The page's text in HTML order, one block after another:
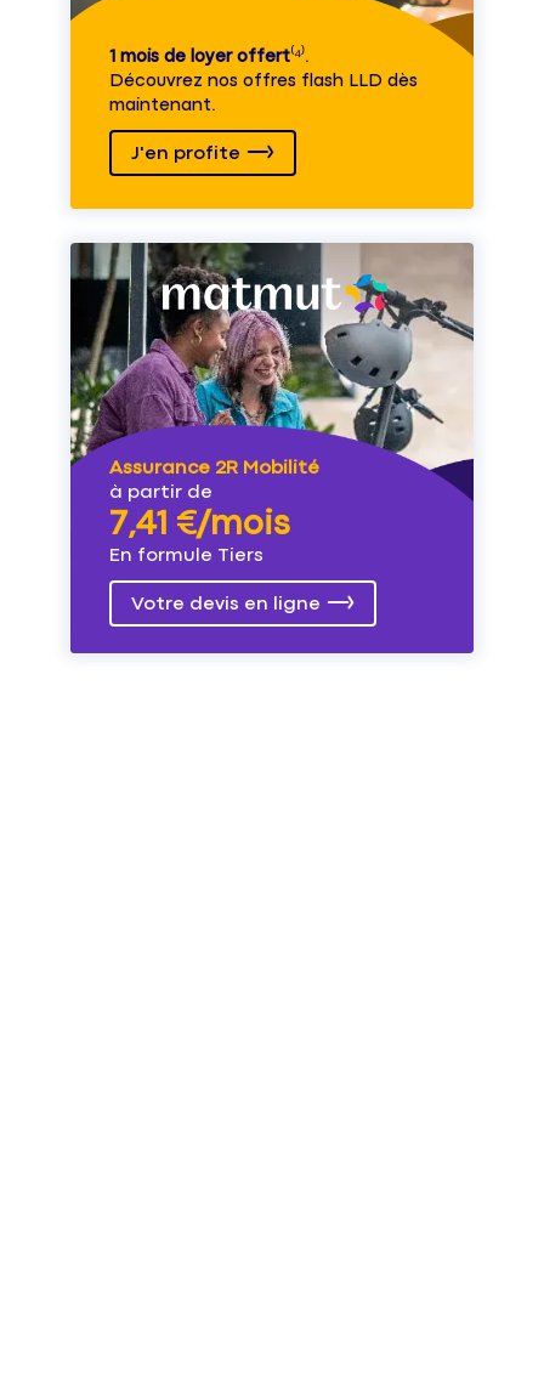
1 mois de loyer offert⁽⁴⁾.
Découvrez nos offres flash LLD dès
maintenant.
J'en profite
Assurance 2R Mobilité
à partir de
7,41 €/mois
En formule Tiers
Votre devis en ligne